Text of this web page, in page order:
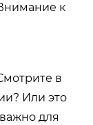
к
в
Или это
для